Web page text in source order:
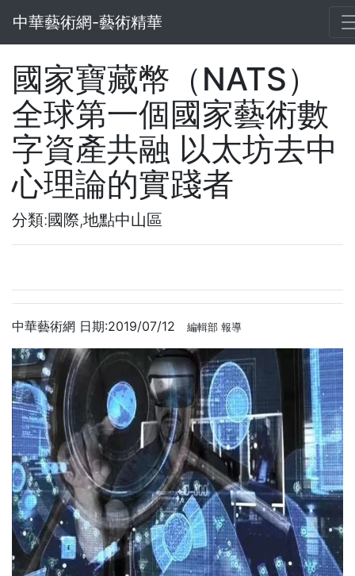
中華藝術網-藝術精華
國家寶藏幣（NATS）
全球第一個國家藝術數
字資產共融 以太坊去中
心理論的實踐者
分類:國際,地點中山區
中華藝術網 日期:2019/07/12 編輯部 報導